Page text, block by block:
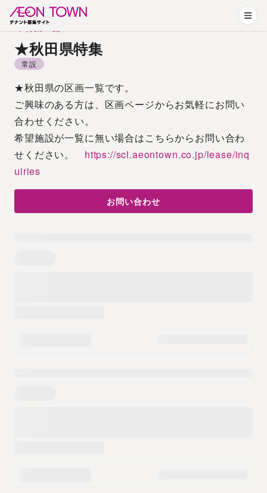
特集一覧
★秋田県特集
常設
★秋田県の区画一覧です。
ご興味のある方は、区画ページからお気軽にお問い
合わせください。
希望施設が一覧に無い場合はこちらからお問い合わ
せください。 https://scl.aeontown.co.jp/lease/inq
uiries
お問い合わせ